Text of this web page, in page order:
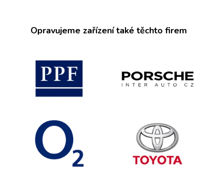
Opravujeme zařízení také těchto firem